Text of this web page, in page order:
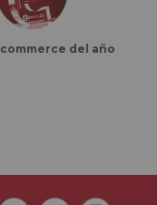
del año